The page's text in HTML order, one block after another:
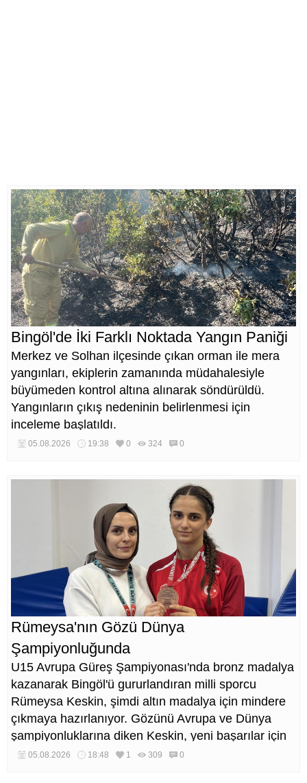
Bingöl'de İki Farklı Noktada Yangın Paniği
Merkez ve Solhan ilçesinde çıkan orman ile mera
yangınları, ekiplerin zamanında müdahalesiyle
büyümeden kontrol altına alınarak söndürüldü.
Yangınların çıkış nedeninin belirlenmesi için
inceleme başlatıldı.
05.08.2026 19:38 0 324 0
Rümeysa'nın Gözü Dünya
Şampiyonluğunda
U15 Avrupa Güreş Şampiyonası'nda bronz madalya
kazanarak Bingöl'ü gururlandıran milli sporcu
Rümeysa Keskin, şimdi altın madalya için mindere
çıkmaya hazırlanıyor. Gözünü Avrupa ve Dünya
şampiyonluklarına diken Keskin, yeni başarılar için
çalışmalarını sürdürüyor.
05.08.2026 18:48 1 309 0